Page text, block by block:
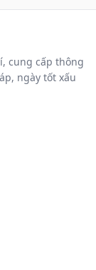
cung cấp thông
ngày tốt xấu